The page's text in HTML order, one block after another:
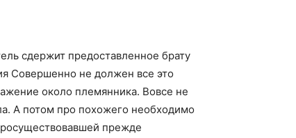
сдержит предоставленное брату
Совершенно не должен все это
около племянника. Вовсе не
А потом про похожего необходимо
прежде